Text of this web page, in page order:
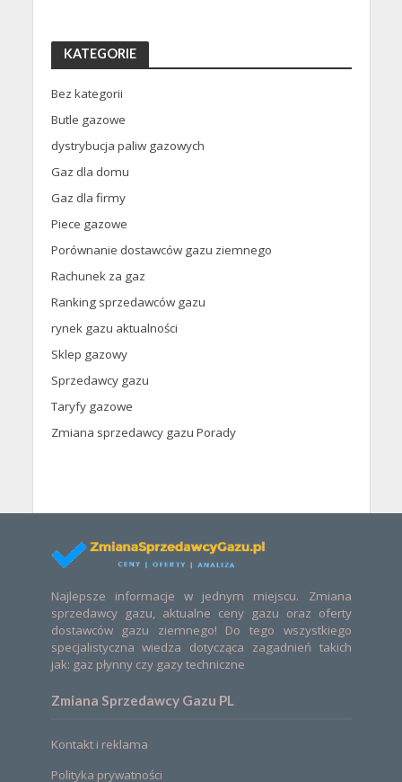
KATEGORIE
Bez kategorii
Butle gazowe
dystrybucja paliw gazowych
Gaz dla domu
Gaz dla firmy
Piece gazowe
Porównanie dostawców gazu ziemnego
Rachunek za gaz
Ranking sprzedawców gazu
rynek gazu aktualności
Sklep gazowy
Sprzedawcy gazu
Taryfy gazowe
Zmiana sprzedawcy gazu Porady
Najlepsze informacje w jednym miejscu. Zmiana
sprzedawcy gazu, aktualne ceny gazu oraz oferty
dostawców gazu ziemnego! Do tego wszystkiego
specjalistyczna wiedza dotycząca zagadnień takich
jak: gaz płynny czy gazy techniczne
Zmiana Sprzedawcy Gazu PL
Kontakt i reklama
Polityka prywatności